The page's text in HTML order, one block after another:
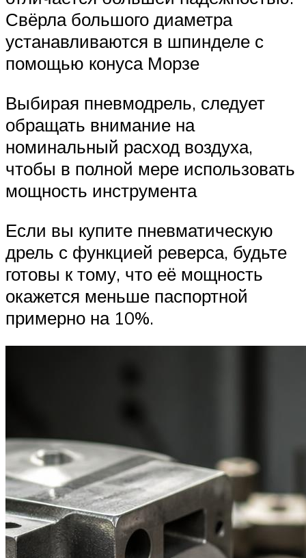
Свёрла большого диаметра
устанавливаются в шпинделе с
помощью конуса Морзе
Выбирая пневмодрель, следует
обращать внимание на
номинальный расход воздуха,
чтобы в полной мере использовать
мощность инструмента
Если вы купите пневматическую
дрель с функцией реверса, будьте
готовы к тому, что её мощность
окажется меньше паспортной
примерно на 10%.